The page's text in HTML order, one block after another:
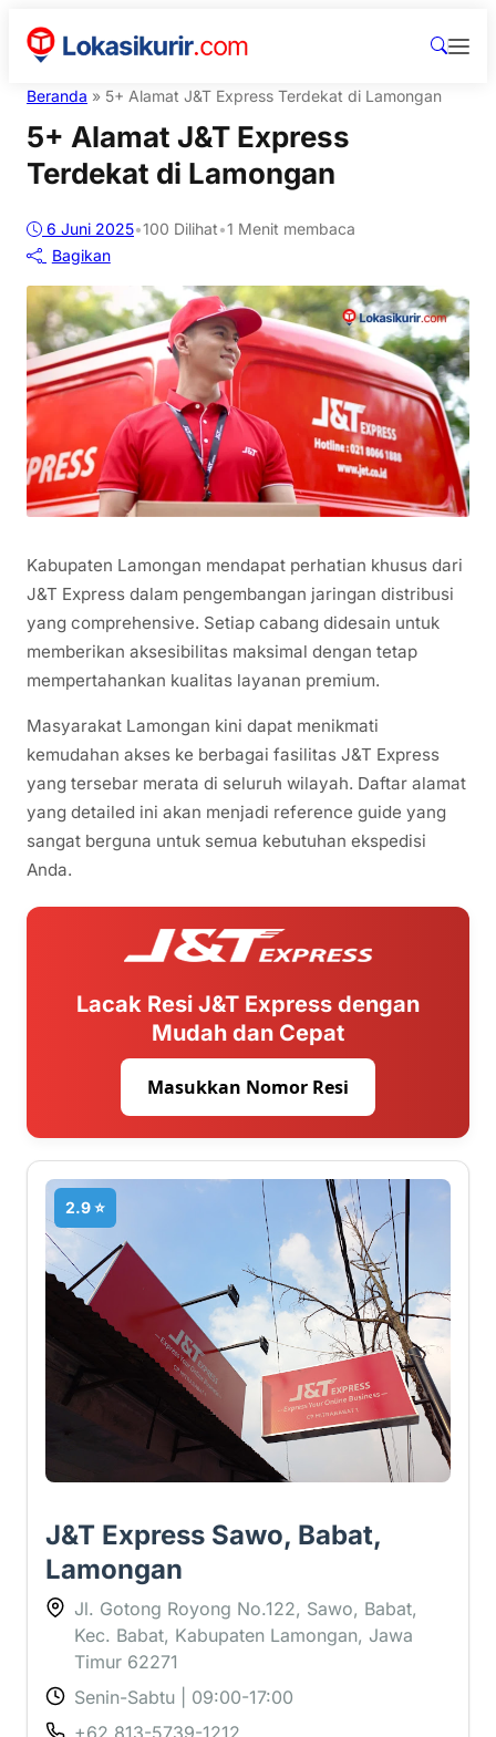
Beranda » 5+ Alamat J&T Express Terdekat di Lamongan
5+ Alamat J&T Express
Terdekat di Lamongan
6 Juni 2025•100 Dilihat•1 Menit membaca
Bagikan
Kabupaten Lamongan mendapat perhatian khusus dari
J&T Express dalam pengembangan jaringan distribusi
yang comprehensive. Setiap cabang didesain untuk
memberikan aksesibilitas maksimal dengan tetap
mempertahankan kualitas layanan premium.
Masyarakat Lamongan kini dapat menikmati
kemudahan akses ke berbagai fasilitas J&T Express
yang tersebar merata di seluruh wilayah. Daftar alamat
yang detailed ini akan menjadi reference guide yang
sangat berguna untuk semua kebutuhan ekspedisi
Anda.
Lacak Resi J&T Express dengan
Mudah dan Cepat
Masukkan Nomor Resi
2.9 ⭐
J&T Express Sawo, Babat,
Lamongan
Jl. Gotong Royong No.122, Sawo, Babat,
Kec. Babat, Kabupaten Lamongan, Jawa
Timur 62271
Senin-Sabtu | 09:00-17:00